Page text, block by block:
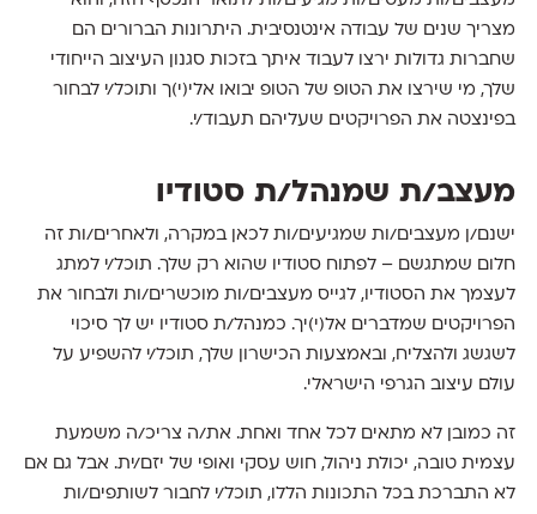
מצריך שנים של עבודה אינטנסיבית. היתרונות הברורים הם
שחברות גדולות ירצו לעבוד איתך בזכות סגנון העיצוב הייחודי
שלך, מי שירצו את הטופ של הטופ יבואו אלי(י)ך ותוכל/י לבחור
בפינצטה את הפרויקטים שעליהם תעבוד/י.
מעצב/ת שמנהל/ת סטודיו
ישנם/ן מעצבים/ות שמגיעים/ות לכאן במקרה, ולאחרים/ות זה
חלום שמתגשם – לפתוח סטודיו שהוא רק שלך. תוכל/י למתג
לעצמך את הסטודיו, לגייס מעצבים/ות מוכשרים/ות ולבחור את
הפרויקטים שמדברים אל(י)יך. כמנהל/ת סטודיו יש לך סיכוי
לשגשג ולהצליח, ובאמצעות הכישרון שלך, תוכל/י להשפיע על
עולם עיצוב הגרפי הישראלי.
זה כמובן לא מתאים לכל אחד ואחת. את/ה צריכ/ה משמעת
עצמית טובה, יכולת ניהול, חוש עסקי ואופי של יזם/ית. אבל גם אם
לא התברכת בכל התכונות הללו, תוכל/י לחבור לשותפים/ות